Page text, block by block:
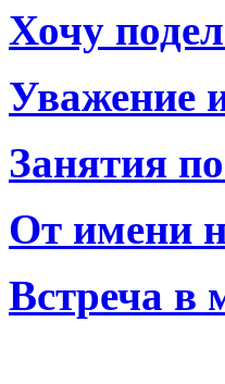
Хочу
Уважение
Занятия
От имени
Встреча в